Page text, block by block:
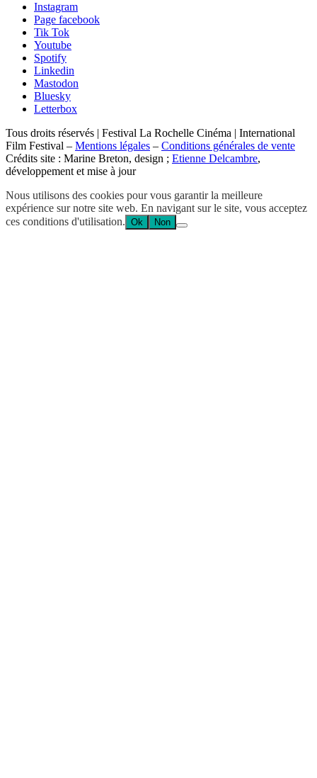
Instagram
Page facebook
Tik Tok
Youtube
Spotify
Linkedin
Mastodon
Bluesky
Letterbox
Tous droits réservés | Festival La Rochelle Cinéma | International
Film Festival – Mentions légales – Conditions générales de vente
Crédits site : Marine Breton, design ; Etienne Delcambre,
développement et mise à jour
Nous utilisons des cookies pour vous garantir la meilleure
expérience sur notre site web. En navigant sur le site, vous acceptez
ces conditions d'utilisation. Ok Non